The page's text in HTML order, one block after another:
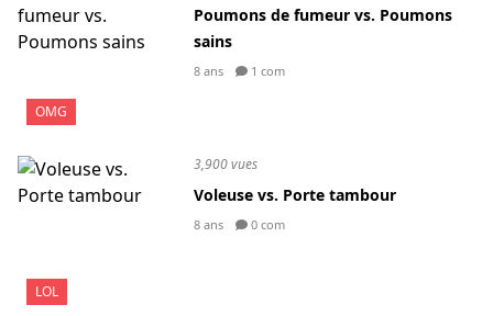
OMG
Poumons de fumeur vs. Poumons
sains
8 ans 1 com
LOL
3,900 vues
Voleuse vs. Porte tambour
8 ans 0 com